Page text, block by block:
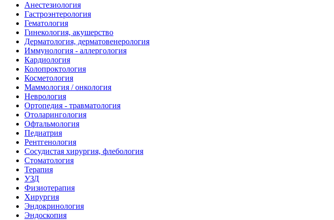
Анестезиология
Гастроэнтерология
Гематология
Гинекология, акушерство
Дерматология, дерматовенерология
Иммунология - аллергология
Кардиология
Колопроктология
Косметология
Маммология / онкология
Неврология
Ортопедия - травматология
Отоларингология
Офтальмология
Педиатрия
Рентгенология
Сосудистая хирургия, флебология
Стоматология
Терапия
УЗД
Физиотерапия
Хирургия
Эндокринология
Эндоскопия